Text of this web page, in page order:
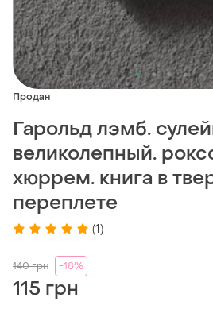
Продан
Гарольд лэмб.
великолепный.
хюррем. книга в
переплете
(1)
140грн -18%
115 грн